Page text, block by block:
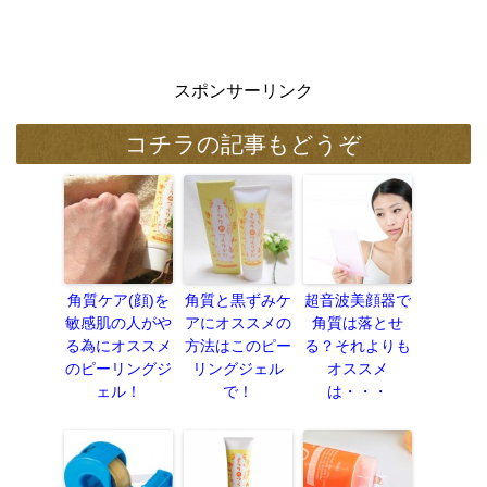
スポンサーリンク
コチラの記事もどうぞ
角質ケア(顔)を
敏感肌の人がや
る為にオススメ
のピーリングジ
ェル！
角質と黒ずみケ
アにオススメの
方法はこのピー
リングジェル
で！
超音波美顔器で
角質は落とせ
る？それよりも
オススメ
は・・・